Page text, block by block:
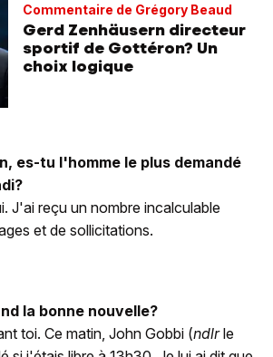
Commentaire de Grégory Beaud
Gerd Zenhäusern directeur
sportif de Gottéron? Un
choix logique
es-tu l'homme le plus demandé
J'ai reçu un nombre incalculable
et de sollicitations.
la bonne nouvelle?
toi. Ce matin, John Gobbi (ndlrle